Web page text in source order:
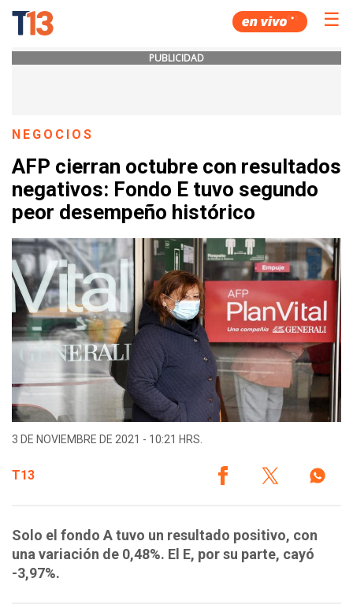
☰
PUBLICIDAD
NEGOCIOS
AFP cierran octubre con resultados
negativos: Fondo E tuvo segundo
peor desempeño histórico
3 DE NOVIEMBRE DE 2021 - 10:21 HRS.
T13
Solo el fondo A tuvo un resultado positivo, con
una variación de 0,48%. El E, por su parte, cayó
-3,97%.